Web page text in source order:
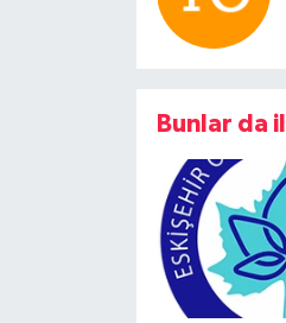
Bunlar da